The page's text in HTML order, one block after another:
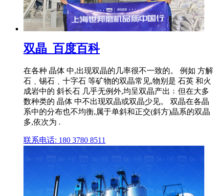
双晶_百度百科
在各种 晶体 中,出现双晶的几率很不一致的。 例如 方解
石﹑锡石﹑十字石 等矿物的双晶常见,物别是 石英 和火
成岩中的 斜长石 几乎无例外,均呈双晶产出﹔但在大多
数种类的 晶体 中不出现双晶或双晶少见。 双晶在各晶
系中的分布也不均衡,属于单斜和正交(斜方)晶系的双晶
多,依次为 .
联系电话: 180 3780 8511